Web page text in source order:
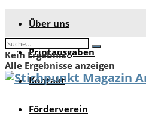
Über uns
Printausgaben
Kontakt
Förderverein
Kein Ergebnis
Alle Ergebnisse anzeigen